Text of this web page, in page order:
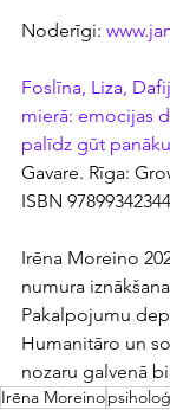
Noderīgi:
Foslīna, Liza,
mierā: emocijas
palīdz gūt
Gavare. Rīga:
ISBN
Irēna Moreino
numura
Pakalpojumu
Humanitāro un
nozaru galvenā
Irēna Moreino